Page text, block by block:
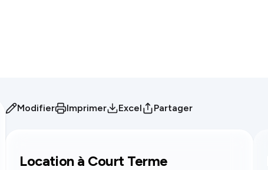
Modifier Imprimer Excel Partager
Location à Court Terme